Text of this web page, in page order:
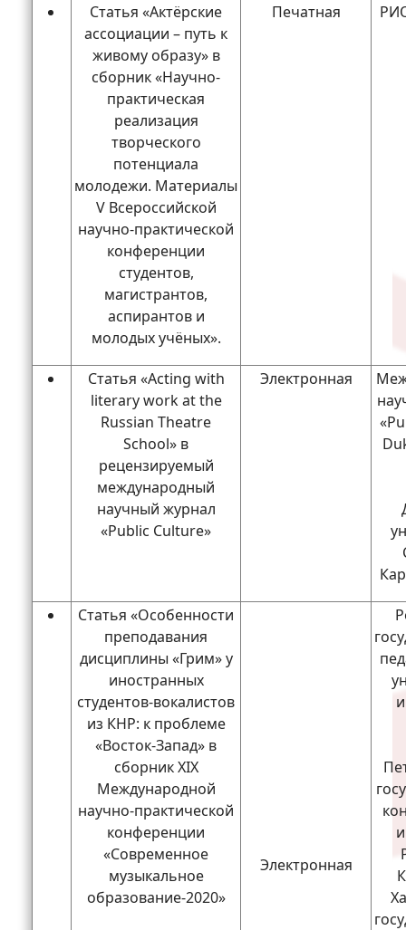
Статья «Актёрские
ассоциации – путь к
живому образу» в
сборник «Научно-
практическая
реализация
творческого
потенциала
молодежи. Материалы
V Всероссийской
научно-практической
конференции
студентов,
магистрантов,
аспирантов и
молодых учёных».
Печатная
Статья «Acting with
literary work at the
Russian Theatre
School» в
рецензируемый
международный
научный журнал
«Public Culture»
Электронная
Статья «Особенности
преподавания
дисциплины «Грим» у
иностранных
студентов-вокалистов
из КНР: к проблеме
«Восток-Запад» в
сборник XIX
Международной
научно-практической
конференции
«Современное
музыкальное
образование-2020»
Электронная